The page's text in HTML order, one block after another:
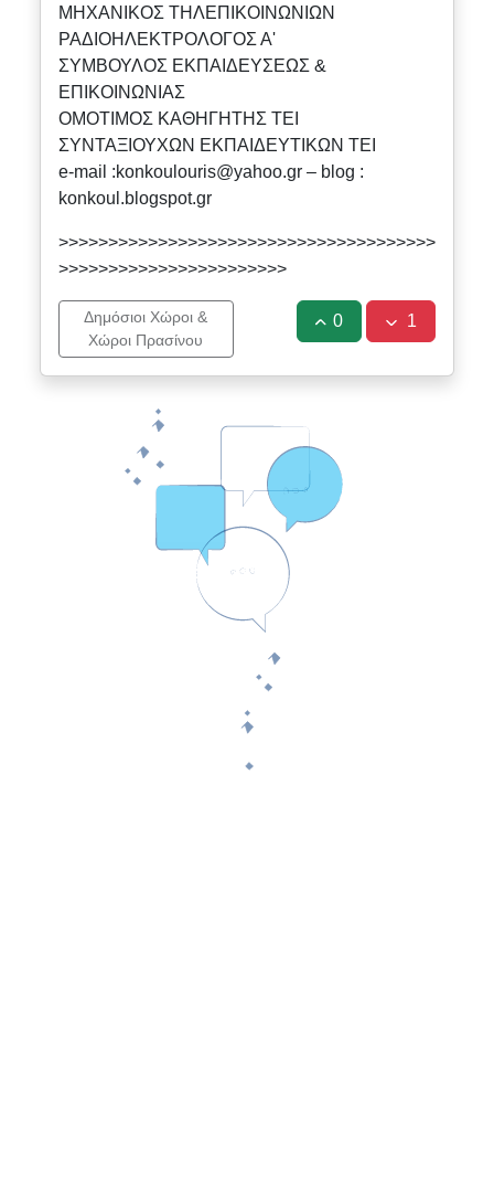
ΜΗΧΑΝΙΚΟΣ ΤΗΛΕΠΙΚΟΙΝΩΝΙΩΝ
ΡΑΔΙΟΗΛΕΚΤΡΟΛΟΓΟΣ Α'
ΣΥΜΒΟΥΛΟΣ ΕΚΠΑΙΔΕΥΣΕΩΣ &
ΕΠΙΚΟΙΝΩΝΙΑΣ
ΟΜΟΤΙΜΟΣ ΚΑΘΗΓΗΤΗΣ ΤΕΙ
ΣΥΝΤΑΞΙΟΥΧΩΝ ΕΚΠΑΙΔΕΥΤΙΚΩΝ ΤΕΙ
e-mail :konkoulouris@yahoo.gr – blog :
konkoul.blogspot.gr
>>>>>>>>>>>>>>>>>>>>>>>>>>>>>>>>>>>>>>
>>>>>>>>>>>>>>>>>>>>>>>
Δημόσιοι Χώροι &
Χώροι Πρασίνου
0 1